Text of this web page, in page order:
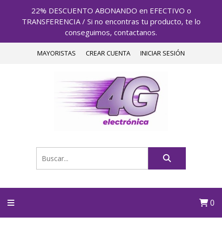
22% DESCUENTO ABONANDO en EFECTIVO o
TRANSFERENCIA / Si no encontras tu producto, te lo
conseguimos, contactanos.
MAYORISTAS CREAR CUENTA INICIAR SESIÓN
0